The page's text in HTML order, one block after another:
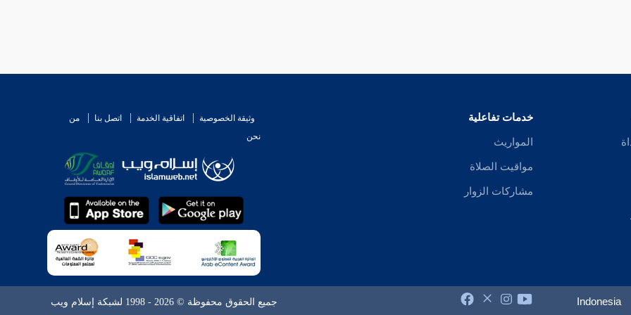
خدمات تفاعلية
المواريث
مواقيت الصلاة
مشاركات الزوار
وثيقة الخصوصية اتفاقية الخدمة اتصل بنا
من
نحن
Indonesia جميع الحقوق محفوظة © 2026 - 1998 لشبكة إسلام ويب